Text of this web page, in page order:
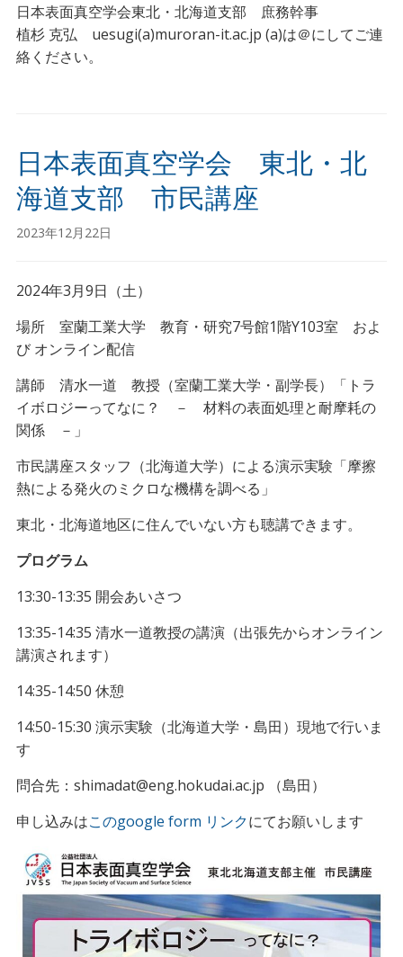
日本表面真空学会東北・北海道支部 庶務幹事
植杉 克弘 uesugi(a)muroran-it.ac.jp (a)は＠にしてご連
絡ください。
日本表面真空学会 東北・北
海道支部 市民講座
2023年12月22日
2024年3月9日（土）
場所 室蘭工業大学 教育・研究7号館1階Y103室 およ
び オンライン配信
講師 清水一道 教授（室蘭工業大学・副学長）「トラ
イボロジーってなに？ － 材料の表面処理と耐摩耗の
関係 －」
市民講座スタッフ（北海道大学）による演示実験「摩擦
熱による発火のミクロな機構を調べる」
東北・北海道地区に住んでいない方も聴講できます。
プログラム
13:30-13:35 開会あいさつ
13:35-14:35 清水一道教授の講演（出張先からオンライン
講演されます）
14:35-14:50 休憩
14:50-15:30 演示実験（北海道大学・島田）現地で行いま
す
問合先：shimadat@eng.hokudai.ac.jp （島田）
申し込みはこのgoogle form リンクにてお願いします